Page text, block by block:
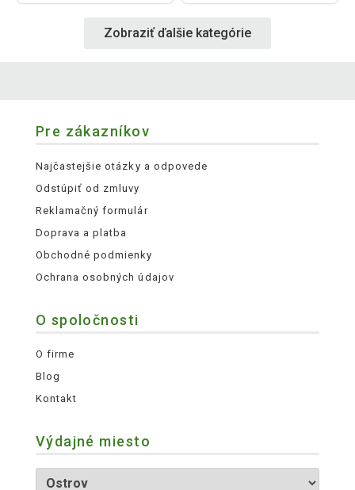
Zobraziť ďalšie kategórie
Pre zákazníkov
Najčastejšie otázky a odpovede
Odstúpiť od zmluvy
Reklamačný formulár
Doprava a platba
Obchodné podmienky
Ochrana osobných údajov
O spoločnosti
O firme
Blog
Kontakt
Výdajné miesto